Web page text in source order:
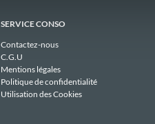
SERVICE CONSO
Contactez-nous
C.G.U
Mentions légales
Politique de confidentialité
Utilisation des Cookies